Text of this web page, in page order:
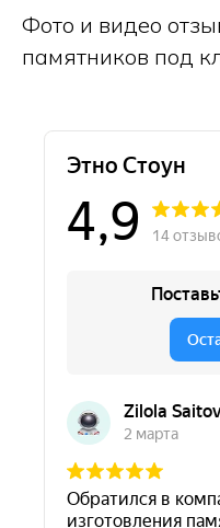
Фото и видео
памятников под